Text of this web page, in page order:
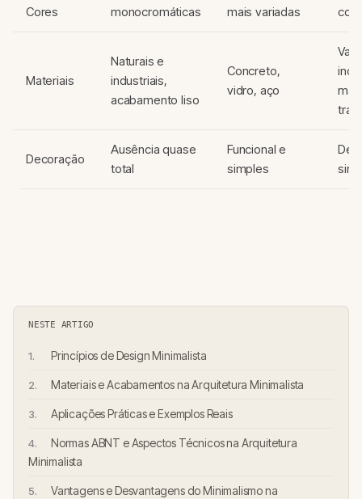
Cores
monocromáticas
mais variadas
Materiais
Naturais e
industriais,
acabamento liso
Concreto,
vidro, aço
Decoração
Ausência quase
total
Funcional e
simples
NESTE ARTIGO
Princípios de Design Minimalista
Materiais e Acabamentos na Arquitetura Minimalista
Aplicações Práticas e Exemplos Reais
Normas ABNT e Aspectos Técnicos na Arquitetura
Minimalista
Vantagens e Desvantagens do Minimalismo na